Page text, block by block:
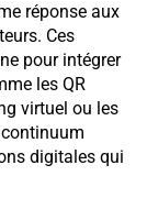
réponse aux
Ces
pour intégrer
les QR
virtuel ou les
digitales qui